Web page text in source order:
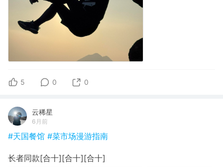
5 0 0
云稀星
6月前
#天国餐馆 #菜市场漫游指南
长者同款[合十][合十][合十]